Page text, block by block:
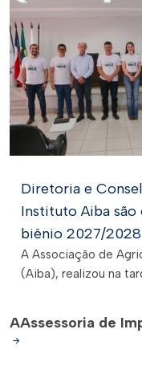
Diretoria e
Instituto Aiba são
biênio 2027/2028
A Associação de
(Aiba), realizou na
AAssessoria de